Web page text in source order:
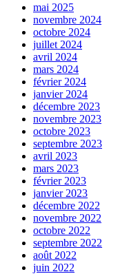
mai 2025
novembre 2024
octobre 2024
juillet 2024
avril 2024
mars 2024
février 2024
janvier 2024
décembre 2023
novembre 2023
octobre 2023
septembre 2023
avril 2023
mars 2023
février 2023
janvier 2023
décembre 2022
novembre 2022
octobre 2022
septembre 2022
août 2022
juin 2022